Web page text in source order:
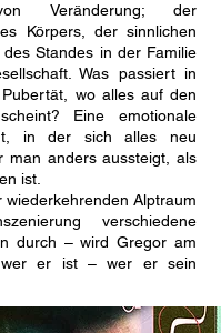
Veränderung; der
Körpers, der sinnlichen
des Standes in der Familie
Was passiert in
wo alles auf den
Eine emotionale
in der sich alles neu
man anders aussteigt, als
ist.
wiederkehrenden Alptraum
verschiedene
durch – wird Gregor am
wer er ist – wer er sein